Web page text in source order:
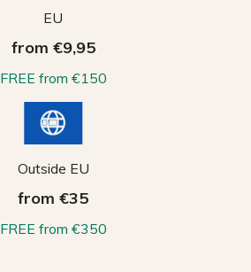
EU
from €9,95
FREE from €150
Outside EU
from €35
FREE from €350